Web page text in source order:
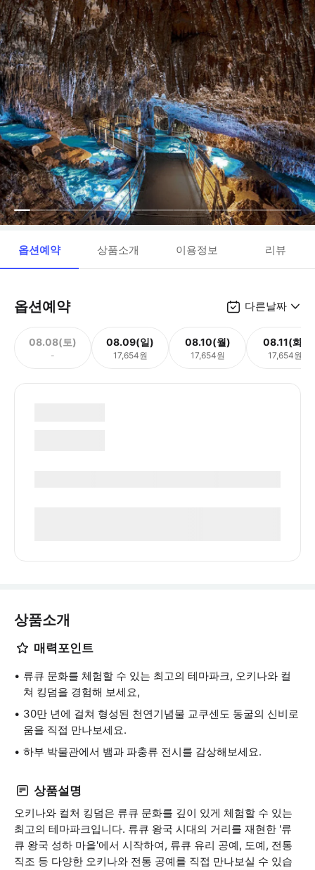
옵션예약 상품소개 이용정보 리뷰
옵션예약 다른날짜
08.08(토)
-
08.09(일)
17,654원
08.10(월)
17,654원
08.11(화)
17,654원
상품소개
매력포인트
류큐 문화를 체험할 수 있는 최고의 테마파크, 오키나와 컬
쳐 킹덤을 경험해 보세요,
30만 년에 걸쳐 형성된 천연기념물 교쿠센도 동굴의 신비로
움을 직접 만나보세요.
하부 박물관에서 뱀과 파충류 전시를 감상해보세요.
상품설명
오키나와 컬처 킹덤은 류큐 문화를 깊이 있게 체험할 수 있는
최고의 테마파크입니다. 류큐 왕국 시대의 거리를 재현한 '류
큐 왕국 성하 마을'에서 시작하여, 류큐 유리 공예, 도예, 전통
직조 등 다양한 오키나와 전통 공예를 직접 만나보실 수 있습